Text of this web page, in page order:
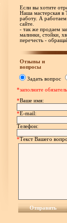
Если вы хотите
Наша мастерская в
работу. А
сайте.
- так же продаем
малинки, стойки,
перечесть -
Отзывы и
вопросы
Задать вопрос
*заполните
*Ваше имя:
*E-mail:
Телефон:
*Текст Вашего